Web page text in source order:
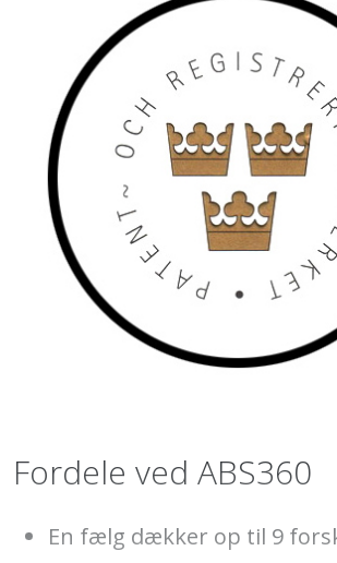
Fordele ved ABS360
En fælg dækker op til 9